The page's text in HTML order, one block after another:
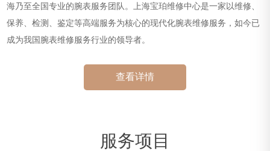
海乃至全国专业的腕表服务团队。
上海宝珀维修中心是一家以维修、
保养、检测、鉴定等高端服务为核心的现代化腕表维修服务，如今已
成为我国腕表维修服务行业的领导者。
查看详情
服务项目